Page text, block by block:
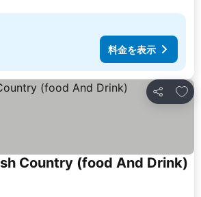
料金を表示
シェア
お気
Country (food And Drink)